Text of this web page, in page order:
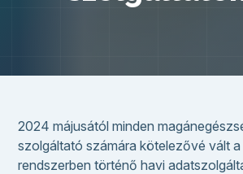
2024 májusától minden
szolgáltató számára kötelezővé vált
rendszerben történő havi